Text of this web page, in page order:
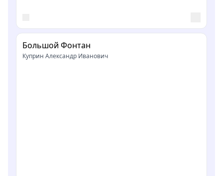
Большой Фонтан
Куприн Александр Иванович